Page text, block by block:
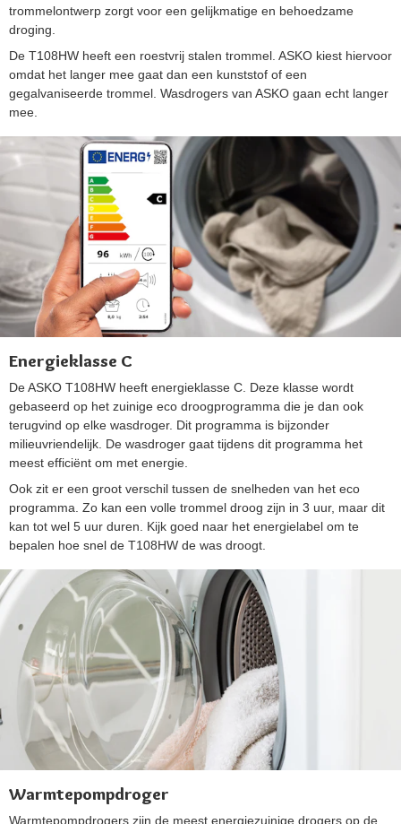
trommelontwerp zorgt voor een gelijkmatige en behoedzame
droging.
De T108HW heeft een roestvrij stalen trommel. ASKO kiest hiervoor
omdat het langer mee gaat dan een kunststof of een
gegalvaniseerde trommel. Wasdrogers van ASKO gaan echt langer
mee.
Energieklasse C
De ASKO T108HW heeft energieklasse C. Deze klasse wordt
gebaseerd op het zuinige eco droogprogramma die je dan ook
terugvind op elke wasdroger. Dit programma is bijzonder
milieuvriendelijk. De wasdroger gaat tijdens dit programma het
meest efficiënt om met energie.
Ook zit er een groot verschil tussen de snelheden van het eco
programma. Zo kan een volle trommel droog zijn in 3 uur, maar dit
kan tot wel 5 uur duren. Kijk goed naar het energielabel om te
bepalen hoe snel de T108HW de was droogt.
Warmtepompdroger
Warmtepompdrogers zijn de meest energiezuinige drogers op de